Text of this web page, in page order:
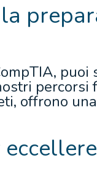
percorsi
offrono